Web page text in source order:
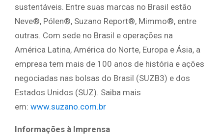
sustentáveis. Entre suas marcas no Brasil estão
Neve®, Pólen®, Suzano Report®, Mimmo®, entre
outras. Com sede no Brasil e operações na
América Latina, América do Norte, Europa e Ásia, a
empresa tem mais de 100 anos de história e ações
negociadas nas bolsas do Brasil (SUZB3) e dos
Estados Unidos (SUZ). Saiba mais
em: www.suzano.com.br
Informações à Imprensa